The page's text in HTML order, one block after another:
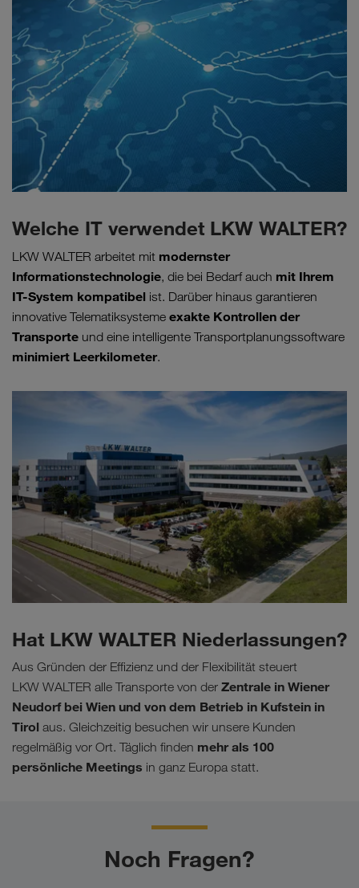
Welche IT verwendet LKW WALTER?
LKW WALTER arbeitet mit modernster
Informationstechnologie, die bei Bedarf auch mit Ihrem
IT-System kompatibel ist. Darüber hinaus garantieren
innovative Telematiksysteme exakte Kontrollen der
Transporte und eine intelligente Transportplanungssoftware
minimiert Leerkilometer.
Hat LKW WALTER Niederlassungen?
Aus Gründen der Effizienz und der Flexibilität steuert
LKW WALTER alle Transporte von der Zentrale in Wiener
Neudorf bei Wien und von dem Betrieb in Kufstein in
Tirol aus. Gleichzeitig besuchen wir unsere Kunden
regelmäßig vor Ort. Täglich finden mehr als 100
persönliche Meetings in ganz Europa statt.
Noch Fragen?